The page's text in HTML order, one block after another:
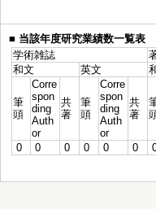
■ 当該年度研究業績数一覧表
学術雑誌
和文 英文
筆
頭
Corre
spon
ding
Auth
or
共
著
筆
頭
Corre
spon
ding
Auth
or
共
著
0 0 0 0 0 0